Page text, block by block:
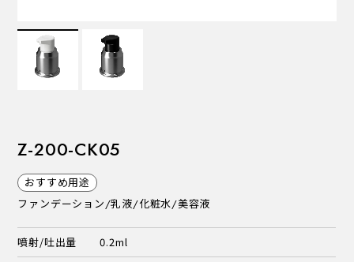
VALVES バルブ
Z-200-CK05
おすすめ用途
ファンデーション/乳液/化粧水/美容液
噴射/吐出量
0.2ml